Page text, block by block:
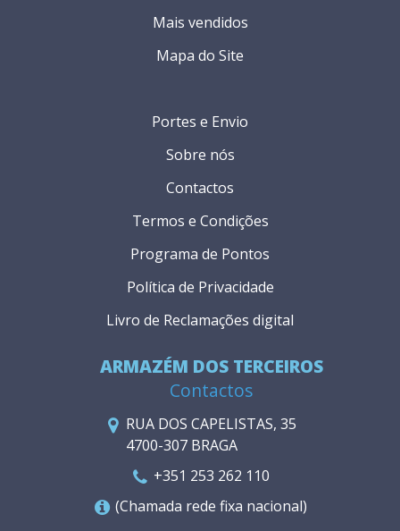
ARMAZÉM DOS TERCEIROS
Contactos
RUA DOS CAPELISTAS, 35
4700-307 BRAGA
+351 253 262 110
(Chamada rede fixa nacional)
Portes e Envio
Sobre nós
Contactos
Termos e Condições
Programa de Pontos
Política de Privacidade
Livro de Reclamações digital
Mais vendidos
Mapa do Site